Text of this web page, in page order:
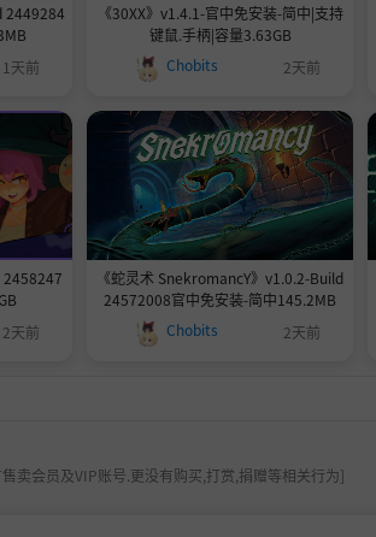
2449284
1天前
《30XX》v1.4.1-官中免安装-简中|支持
键鼠.手柄|容量3.63GB
Chobits
2天前
2458247
2天前
《蛇灵术 SnekromancY》v1.0.2-Build
24572008官中免安装-简中145.2MB
Chobits
2天前
卖会员及VIP账号.更没有购买,打赏,捐赠等相关行为]